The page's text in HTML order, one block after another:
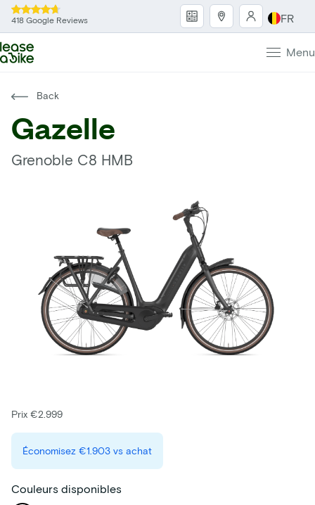
418 Google Reviews FR
Menu
Back
Gazelle
Grenoble C8 HMB
Prix €2.999
Économisez €1.903 vs achat
Couleurs disponibles